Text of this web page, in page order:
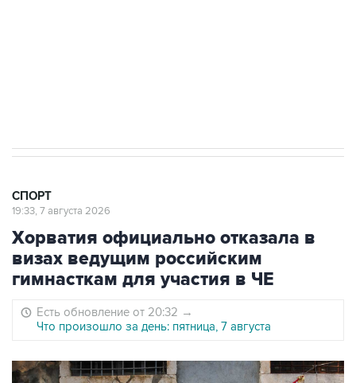
СПОРТ
19:33, 7 августа 2026
Хорватия официально отказала в
визах ведущим российским
гимнасткам для участия в ЧЕ
Есть обновление от 20:32 →
Что произошло за день: пятница, 7 августа